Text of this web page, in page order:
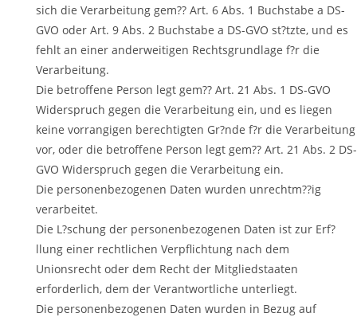
sich die Verarbeitung gem?? Art. 6 Abs. 1 Buchstabe a DS-
GVO oder Art. 9 Abs. 2 Buchstabe a DS-GVO st?tzte, und es
fehlt an einer anderweitigen Rechtsgrundlage f?r die
Verarbeitung.
Die betroffene Person legt gem?? Art. 21 Abs. 1 DS-GVO
Widerspruch gegen die Verarbeitung ein, und es liegen
keine vorrangigen berechtigten Gr?nde f?r die Verarbeitung
vor, oder die betroffene Person legt gem?? Art. 21 Abs. 2 DS-
GVO Widerspruch gegen die Verarbeitung ein.
Die personenbezogenen Daten wurden unrechtm??ig
verarbeitet.
Die L?schung der personenbezogenen Daten ist zur Erf?
llung einer rechtlichen Verpflichtung nach dem
Unionsrecht oder dem Recht der Mitgliedstaaten
erforderlich, dem der Verantwortliche unterliegt.
Die personenbezogenen Daten wurden in Bezug auf